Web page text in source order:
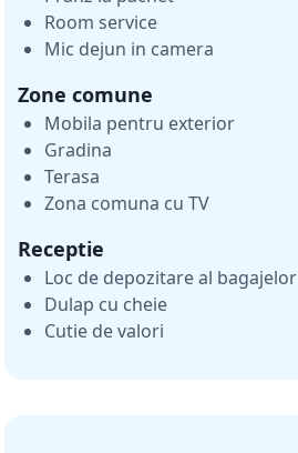
Room service
Mic dejun in camera
Zone comune
Mobila pentru exterior
Gradina
Terasa
Zona comuna cu TV
Receptie
Loc de depozitare al bagajelor
Dulap cu cheie
Cutie de valori